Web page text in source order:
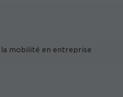
la mobilité en entreprise